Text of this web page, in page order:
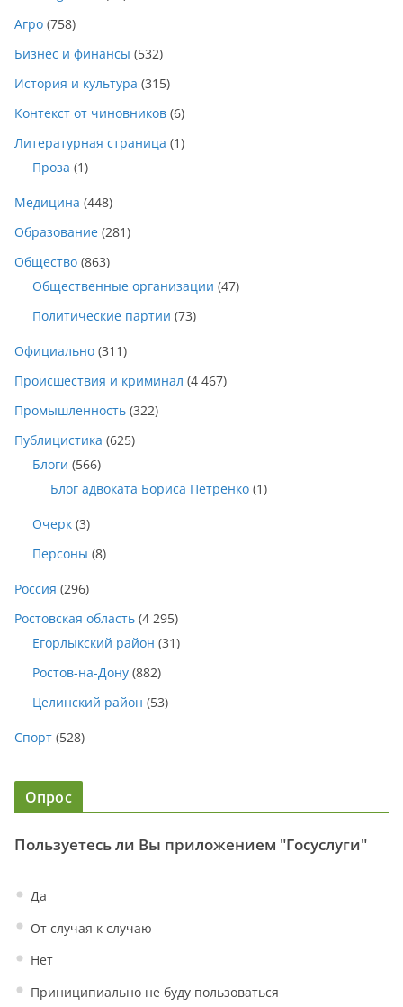
Агро (758)
Бизнес и финансы (532)
История и культура (315)
Контекст от чиновников (6)
Литературная страница (1)
Проза (1)
Медицина (448)
Образование (281)
Общество (863)
Общественные организации (47)
Политические партии (73)
Официально (311)
Происшествия и криминал (4 467)
Промышленность (322)
Публицистика (625)
Блоги (566)
Блог адвоката Бориса Петренко (1)
Очерк (3)
Персоны (8)
Россия (296)
Ростовская область (4 295)
Егорлыкский район (31)
Ростов-на-Дону (882)
Целинский район (53)
Спорт (528)
Опрос
Пользуетесь ли Вы приложением "Госуслуги"
Да
От случая к случаю
Нет
Приниципиально не буду пользоваться